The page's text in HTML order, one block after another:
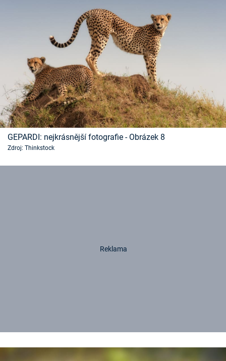
GEPARDI: nejkrásnější fotografie - Obrázek 8
Zdroj: Thinkstock